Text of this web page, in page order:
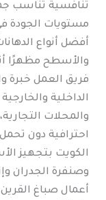
تنافسية تناسب
مستويات الجودة
أفضل أنواع
والأسطح مظهرًا
فريق العمل خبرة
الداخلية
والمحلات
احترافية دون
الكويت بتجهيز
وصنفرة الجدران
أعمال صباغ